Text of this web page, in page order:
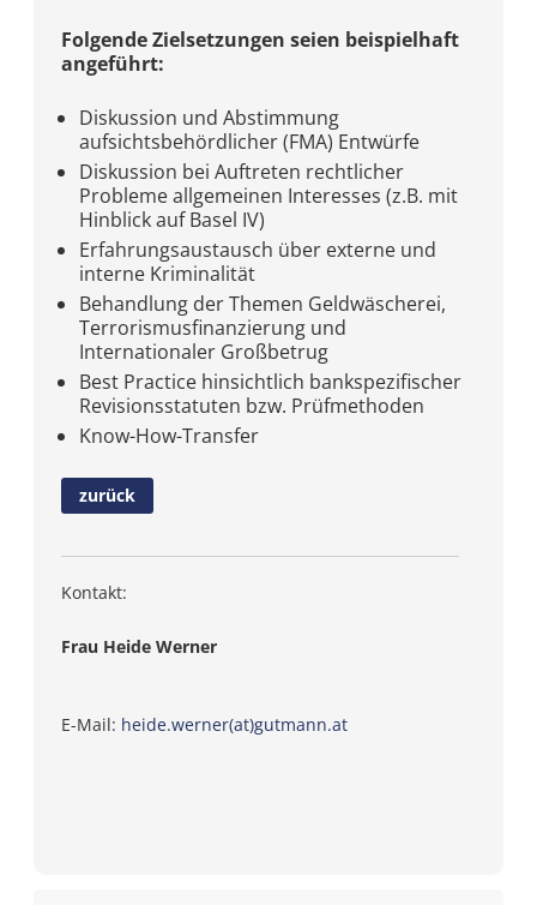
Folgende Zielsetzungen seien beispielhaft
angeführt:
Diskussion und Abstimmung
aufsichtsbehördlicher (FMA) Entwürfe
Diskussion bei Auftreten rechtlicher
Probleme allgemeinen Interesses (z.B. mit
Hinblick auf Basel IV)
Erfahrungsaustausch über externe und
interne Kriminalität
Behandlung der Themen Geldwäscherei,
Terrorismusfinanzierung und
Internationaler Großbetrug
Best Practice hinsichtlich bankspezifischer
Revisionsstatuten bzw. Prüfmethoden
Know-How-Transfer
zurück
Kontakt:
Frau Heide Werner
E-Mail: heide.werner(at)gutmann.at